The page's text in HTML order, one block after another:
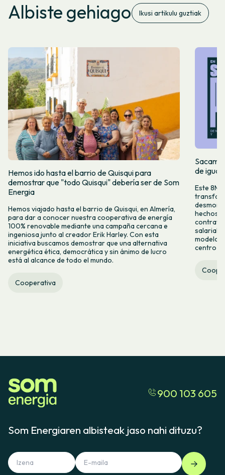
Albiste gehiago Ikusi artikulu guztiak
Hemos ido hasta el barrio de Quisqui para
demostrar que "todo Quisqui" debería ser de Som
Energia
Hemos viajado hasta el barrio de Quisqui, en Almería,
para dar a conocer nuestra cooperativa de energía
100% renovable mediante una campaña cercana e
ingeniosa junto al creador Erik Harley. Con esta
iniciativa buscamos demostrar que una alternativa
energética ética, democrática y sin ánimo de lucro
está al alcance de todo el mundo.
Cooperativa
de
Este 8M,
hechos y
salarial y
modelo
centro
900 103 605
Som Energiaren albisteak jaso nahi dituzu?